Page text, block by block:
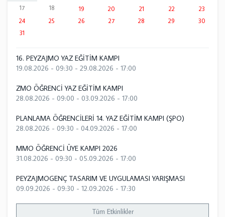
17
18 19 20 21 22
23
24
25 26 27 28 29
30
31
16. PEYZAJMO YAZ EĞİTİM KAMPI
19.08.2026 - 09:30 - 29.08.2026 - 17:00
ZMO ÖĞRENCİ YAZ EĞİTİM KAMPI
28.08.2026 - 09:00 - 03.09.2026 - 17:00
PLANLAMA ÖĞRENCİLERİ 14. YAZ EĞİTİM KAMPI (ŞPO)
28.08.2026 - 09:30 - 04.09.2026 - 17:00
MMO ÖĞRENCİ ÜYE KAMPI 2026
31.08.2026 - 09:30 - 05.09.2026 - 17:00
PEYZAJMOGENÇ TASARIM VE UYGULAMASI YARIŞMASI
09.09.2026 - 09:30 - 12.09.2026 - 17:30
Tüm Etkinlikler